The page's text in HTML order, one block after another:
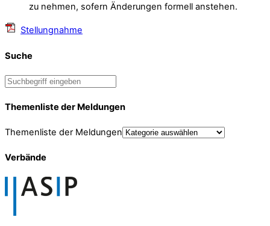
zu nehmen, sofern Änderungen formell anstehen.
Stellungnahme
Suche
Themenliste der Meldungen
Themenliste der Meldungen
Verbände